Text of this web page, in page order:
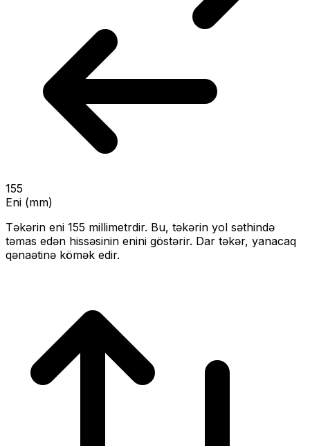
155
Eni (mm)
Təkərin eni 155 millimetrdir. Bu, təkərin yol səthində
təmas edən hissəsinin enini göstərir. Dar təkər, yanacaq
qənaətinə kömək edir.